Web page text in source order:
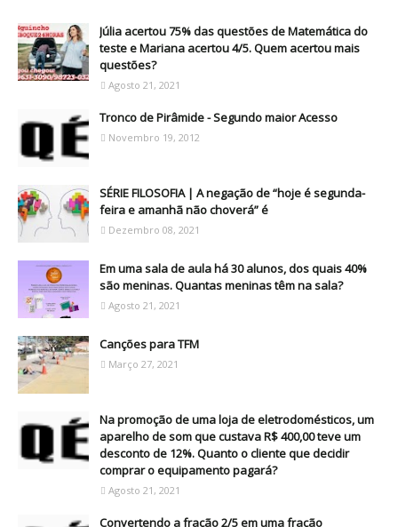
Júlia acertou 75% das questões de Matemática do
teste e Mariana acertou 4/5. Quem acertou mais
questões?
Agosto 21, 2021
Tronco de Pirâmide - Segundo maior Acesso
Novembro 19, 2012
SÉRIE FILOSOFIA | A negação de “hoje é segunda-
feira e amanhã não choverá” é
Dezembro 08, 2021
Em uma sala de aula há 30 alunos, dos quais 40%
são meninas. Quantas meninas têm na sala?
Agosto 21, 2021
Canções para TFM
Março 27, 2021
Na promoção de uma loja de eletrodomésticos, um
aparelho de som que custava R$ 400,00 teve um
desconto de 12%. Quanto o cliente que decidir
comprar o equipamento pagará?
Agosto 21, 2021
Convertendo a fração 2/5 em uma fração